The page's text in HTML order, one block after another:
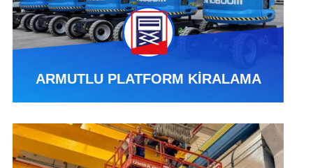
ARMUTLU PLATFORM KİRALAMA